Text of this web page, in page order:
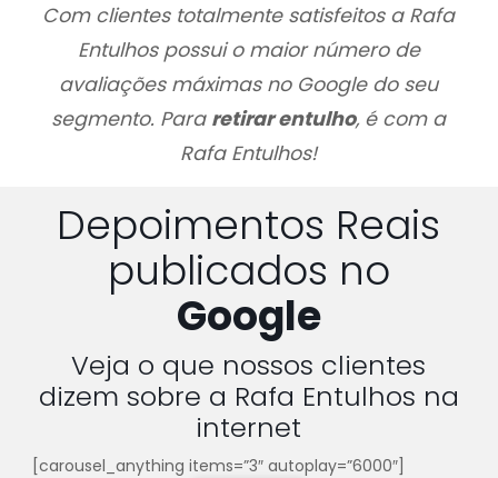
Com clientes totalmente satisfeitos a Rafa
Entulhos possui o maior número de
avaliações máximas no Google do seu
segmento. Para retirar entulho, é com a
Rafa Entulhos!
Depoimentos Reais
publicados no
Google
Veja o que nossos clientes
dizem sobre a Rafa Entulhos na
internet
[carousel_anything items=”3″ autoplay=”6000″]